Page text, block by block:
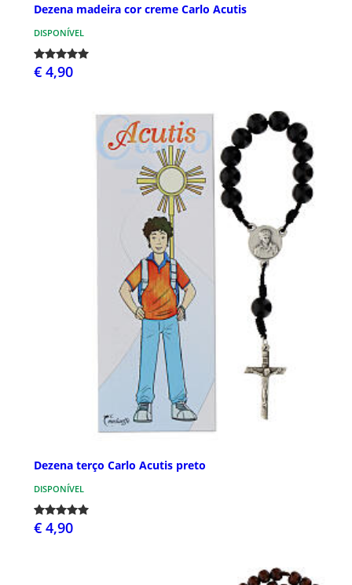
Dezena madeira cor creme Carlo Acutis
DISPONÍVEL
€ 4,90
Dezena terço Carlo Acutis preto
DISPONÍVEL
€ 4,90